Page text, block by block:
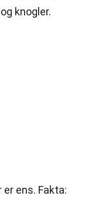
og knogler.
ens. Fakta: